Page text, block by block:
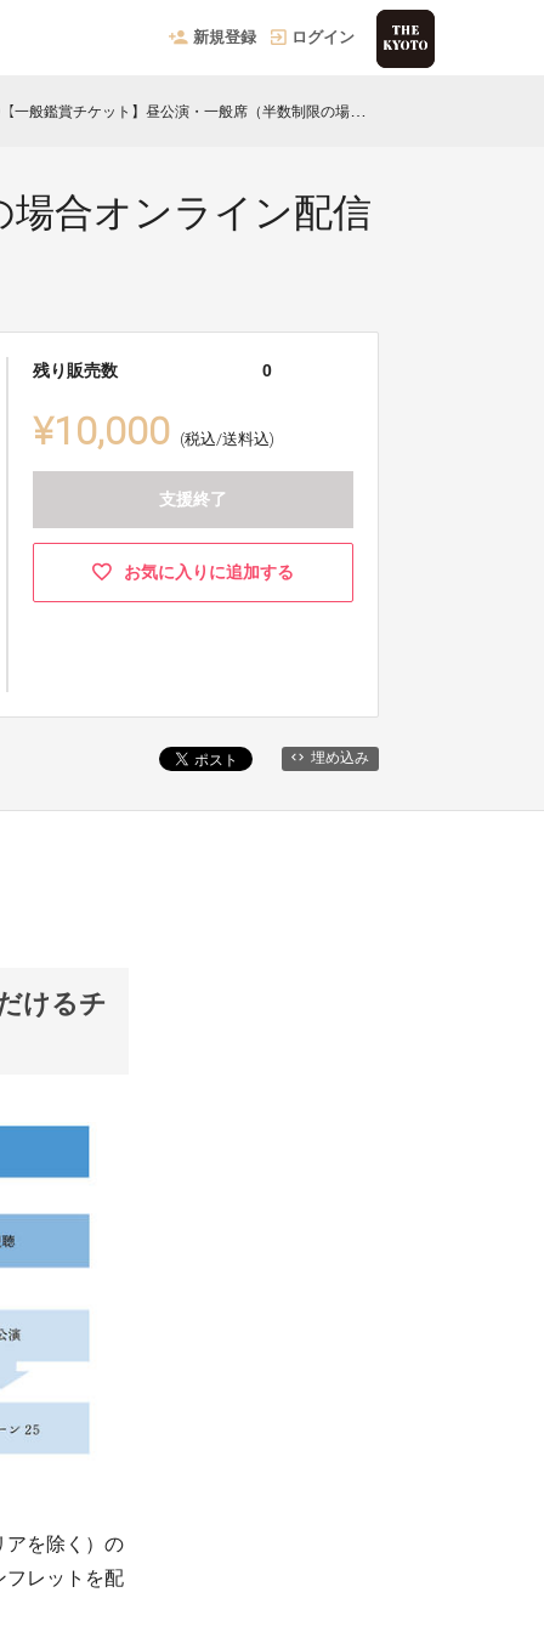
新規登録 ログイン
一般鑑賞チケット】昼公演・一般席（半数制限の場合オンライン配信＋パンフレット）
場合オンライン配信
残り販売数 0
¥10,000 (税込/送料込)
支援終了
お気に入りに追加する
埋め込み
けるチ
アを除く）の
フレットを配